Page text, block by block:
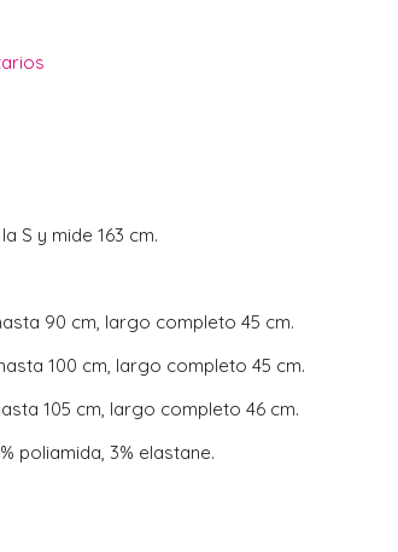
S y mide 163 cm.
90 cm, largo completo 45 cm.
100 cm, largo completo 45 cm.
105 cm, largo completo 46 cm.
poliamida, 3% elastane.